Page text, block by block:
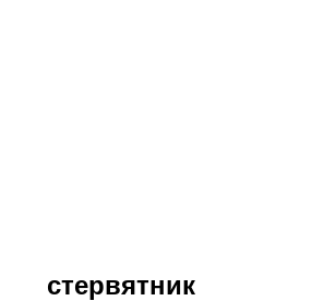
стервятник